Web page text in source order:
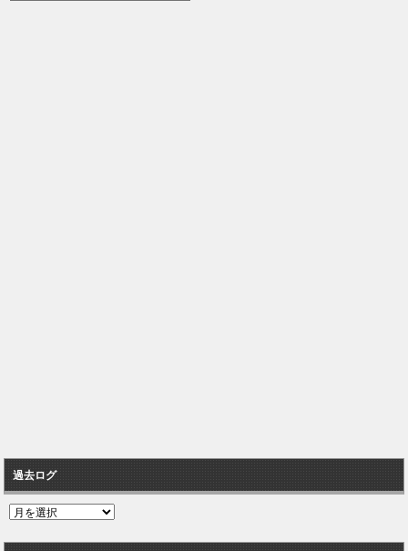
過去ログ
過
ロ